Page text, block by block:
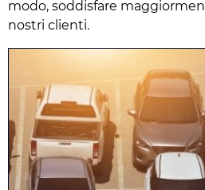
modo, soddisfare
nostri clienti.